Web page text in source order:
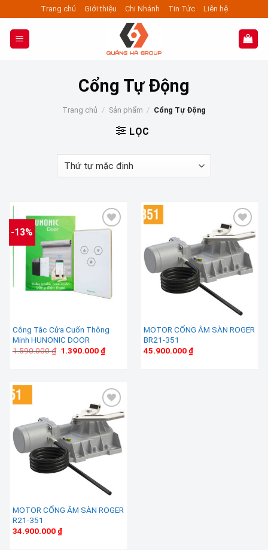
to
content
Trang chủ Giới thiệu Chi Nhánh Tin Tức Liên hệ
Cổng Tự Động
Trang chủ / Sản phẩm / Cổng Tự Động
LỌC
-13%
Add to wishlist
Công Tắc Cửa Cuốn Thông
Minh HUNONIC DOOR
1.590.000₫ Giá
1.390.000 ₫Giá
hiện
Add to wishlist
MOTOR CỔNG ÂM SÀN ROGER
BR21-351
45.900.000 ₫
Add to wishlist
MOTOR CỔNG ÂM SÀN ROGER
R21-351
34.900.000 ₫